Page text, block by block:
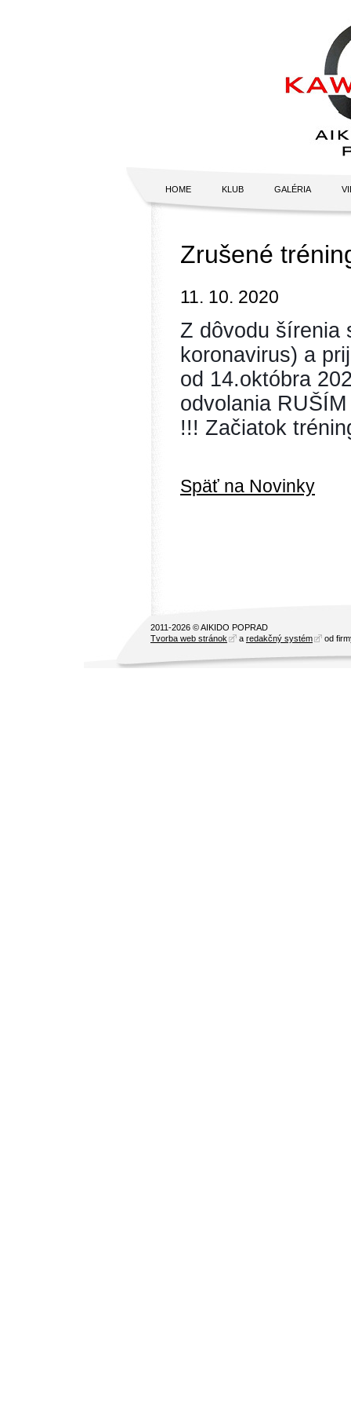
HOME KLUB GALÉRIA
Zrušené
11. 10. 2020
Z dôvodu šírenia
koronavirus) a
od 14.októbra
odvolania
!!! Začiatok
Späť na Novinky
2011-2026 © AIKIDO POPRAD
Tvorba web stránok
a redakčný systém od